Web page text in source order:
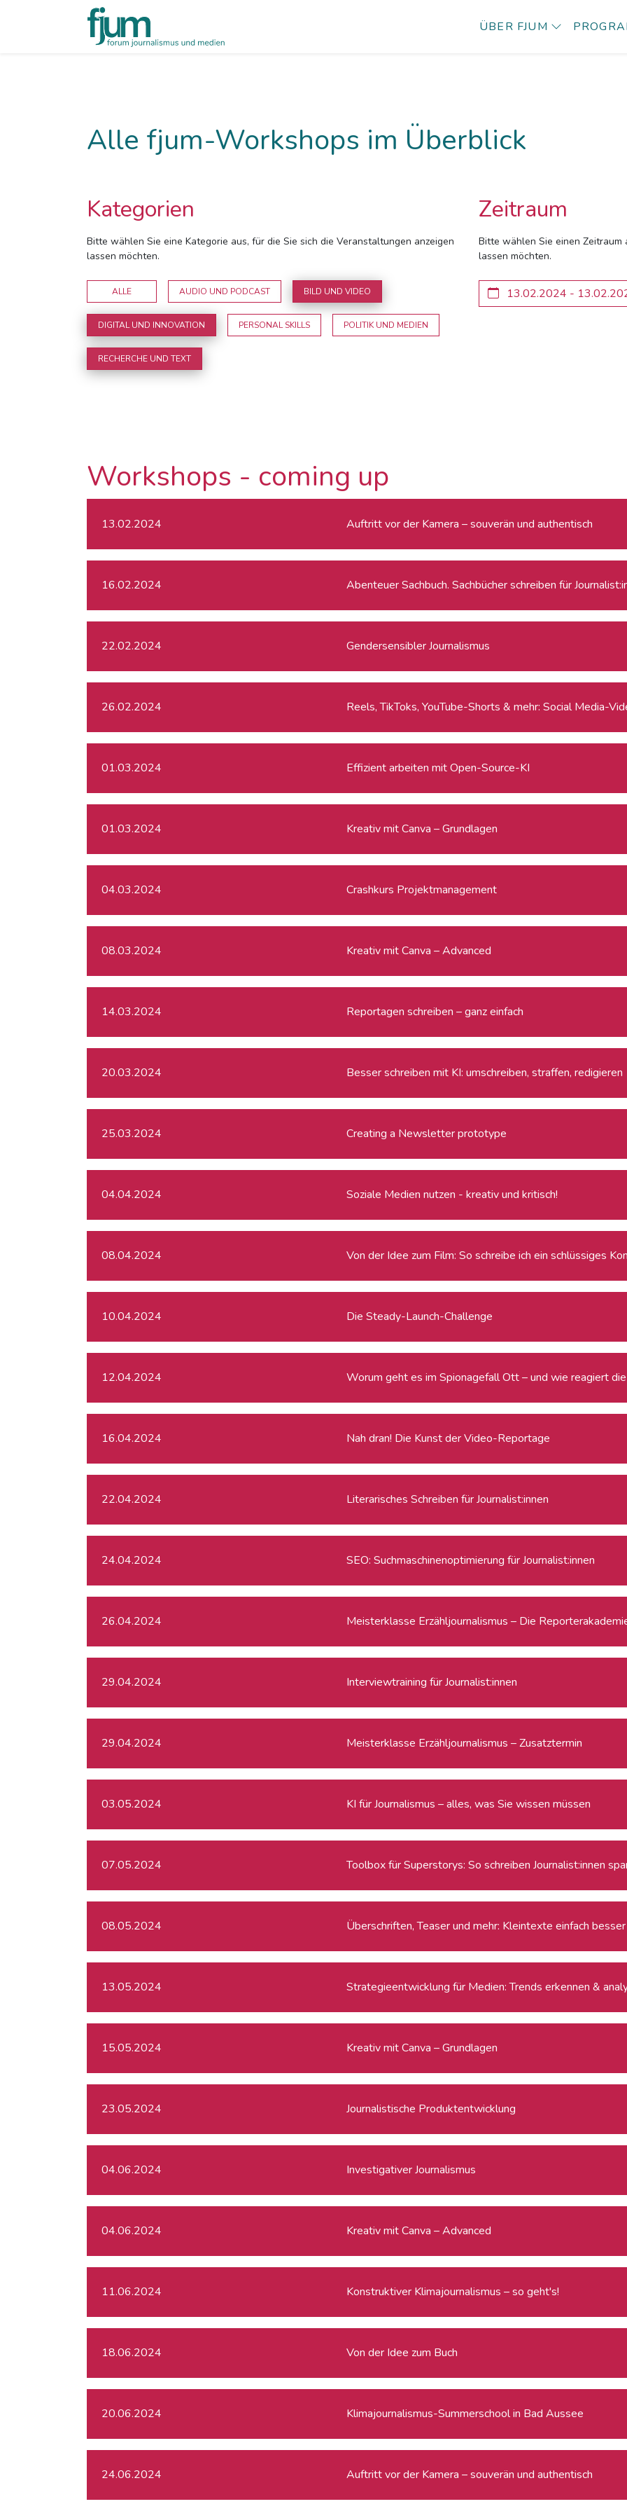
ÜBER FJUM
Alle fjum-Workshops im Überblick
Kategorien
Bitte wählen Sie eine Kategorie aus, für die Sie sich die Veranstaltungen anzeigen
lassen möchten.
ALLE AUDIO UND PODCAST BILD UND VIDEO
DIGITAL UND INNOVATION PERSONAL SKILLS POLITIK UND MEDIEN
RECHERCHE UND TEXT
Zeitraum
Bitte wählen Sie einen Zeitraum
lassen möchten.
Workshops - coming up
13.02.2024 Auftritt vor der Kamera – souverän und authentisch
16.02.2024 Abenteuer Sachbuch. Sachbücher schreiben für
22.02.2024 Gendersensibler Journalismus
26.02.2024 Reels, TikToks, YouTube-Shorts & mehr: Social Media-
01.03.2024 Effizient arbeiten mit Open-Source-KI
01.03.2024 Kreativ mit Canva – Grundlagen
04.03.2024 Crashkurs Projektmanagement
08.03.2024 Kreativ mit Canva – Advanced
14.03.2024 Reportagen schreiben – ganz einfach
20.03.2024 Besser schreiben mit KI: umschreiben, straffen, redigieren
25.03.2024 Creating a Newsletter prototype
04.04.2024 Soziale Medien nutzen - kreativ und kritisch!
08.04.2024 Von der Idee zum Film: So schreibe ich ein schlüssiges
10.04.2024 Die Steady-Launch-Challenge
12.04.2024 Worum geht es im Spionagefall Ott – und wie reagiert
16.04.2024 Nah dran! Die Kunst der Video-Reportage
22.04.2024 Literarisches Schreiben für Journalist:innen
24.04.2024 SEO: Suchmaschinenoptimierung für Journalist:innen
26.04.2024 Meisterklasse Erzähljournalismus – Die
29.04.2024 Interviewtraining für Journalist:innen
29.04.2024 Meisterklasse Erzähljournalismus – Zusatztermin
03.05.2024 KI für Journalismus – alles, was Sie wissen müssen
07.05.2024 Toolbox für Superstorys: So schreiben Journalist:innen
08.05.2024 Überschriften, Teaser und mehr: Kleintexte einfach besser
13.05.2024 Strategieentwicklung für Medien: Trends erkennen &
15.05.2024 Kreativ mit Canva – Grundlagen
23.05.2024 Journalistische Produktentwicklung
04.06.2024 Investigativer Journalismus
04.06.2024 Kreativ mit Canva – Advanced
11.06.2024 Konstruktiver Klimajournalismus – so geht's!
18.06.2024 Von der Idee zum Buch
20.06.2024 Klimajournalismus-Summerschool in Bad Aussee
24.06.2024 Auftritt vor der Kamera – souverän und authentisch